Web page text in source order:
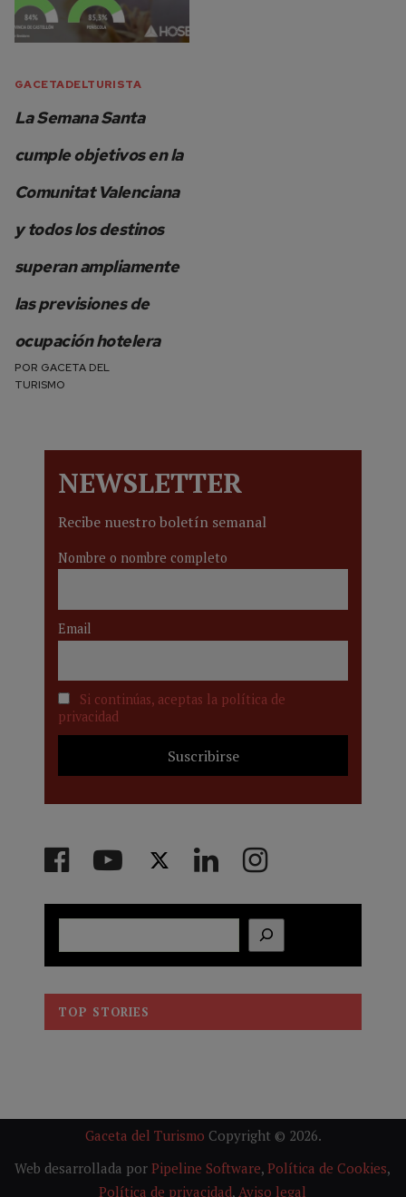
GACETADELTURISTA
La Semana Santa
cumple objetivos en la
Comunitat Valenciana
y todos los destinos
superan ampliamente
las previsiones de
ocupación hotelera
POR GACETA DEL
TURISMO
NEWSLETTER
Recibe nuestro boletín semanal
Nombre o nombre completo
Email
Si continúas, aceptas la política de
privacidad
TOP STORIES
Gaceta del Turismo Copyright © 2026.
Web desarrollada porPipeline Software,Política de Cookies,
Política de privacidad, Aviso legal